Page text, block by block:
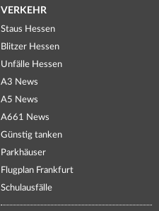
VERKEHR
Staus Hessen
Blitzer Hessen
Unfälle Hessen
A3 News
A5 News
A661 News
Günstig tanken
Parkhäuser
Flugplan Frankfurt
Schulausfälle